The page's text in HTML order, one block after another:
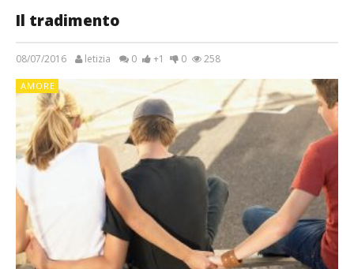
Il tradimento
08/07/2016 letizia 0 +1 0 258
AMORE